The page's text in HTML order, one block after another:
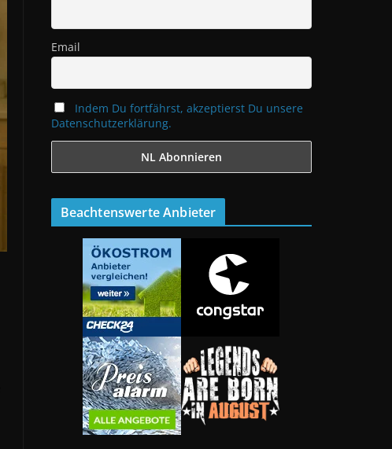
Email
Indem Du fortfährst, akzeptierst Du unsere
Datenschutzerklärung.
Beachtenswerte Anbieter